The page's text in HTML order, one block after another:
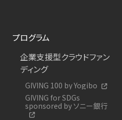
プログラム
企業支援型クラウドファン
ディング
GIVING 100 by Yogibo
GIVING for SDGs
sponsored by ソニー銀行